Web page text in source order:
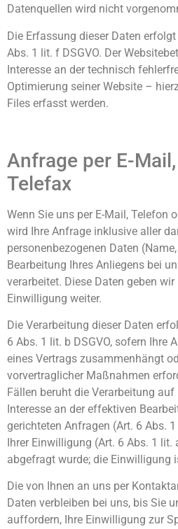
Datenquellen wird nicht
Die Erfassung dieser Daten
Abs. 1 lit. f DSGVO. Der
Interesse an der technisch
Optimierung seiner Website –
Files erfasst werden.
Anfrage per E-
Telefax
Wenn Sie uns per E-Mail, Telefon
wird Ihre Anfrage inklusive aller
personenbezogenen Daten
Bearbeitung Ihres Anliegens bei
verarbeitet. Diese Daten geben
Einwilligung weiter.
Die Verarbeitung dieser Daten
6 Abs. 1 lit. b DSGVO, sofern Ihre
eines Vertrags zusammenhängt
vorvertraglicher Maßnahmen
Fällen beruht die Verarbeitung
Interesse an der effektiven
gerichteten Anfragen (Art. 6 Abs.
Ihrer Einwilligung (Art. 6 Abs. 1 lit.
abgefragt wurde; die Einwilligung
Die von Ihnen an uns per
Daten verbleiben bei uns, bis Sie
auffordern, Ihre Einwilligung zur